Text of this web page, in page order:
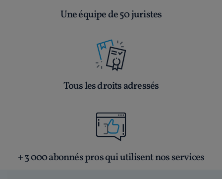
Une équipe de 50 juristes
Tous les droits adressés
+ 3 000 abonnés pros qui utilisent nos services